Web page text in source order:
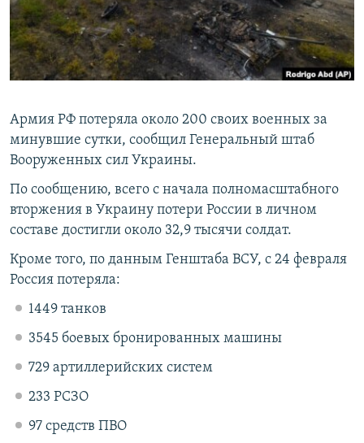
ПОБЕДИТЕЛЕЙ НЕ СУДЯТ?
КРЫМ.НЕПОКОРЕННЫЙ
ELIFBE
ПРИСОЕДИНЯЙТЕСЬ!
Все сайты RFE/RL
Армия РФ потеряла около 200 своих военных за
минувшие сутки, сообщил Генеральный штаб
Вооруженных сил Украины.
По сообщению, всего с начала полномасштабного
вторжения в Украину потери России в личном
составе достигли около 32,9 тысячи солдат.
Кроме того, по данным Генштаба ВСУ, с 24 февраля
Россия потеряла:
1449 танков
3545 боевых бронированных машины
729 артиллерийских систем
233 РСЗО
97 средств ПВО